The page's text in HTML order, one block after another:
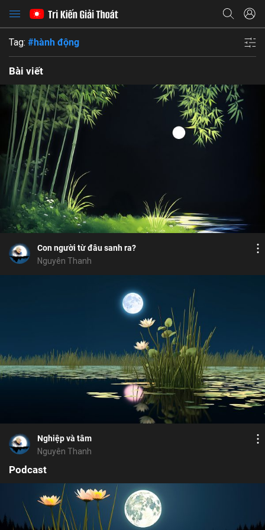
Tag: #hành động
Bài viết
nhân quả con người ăn chay nhân quả
Con người từ đâu sanh ra?
Nguyên Thanh
Bỏ chọn
Bình luận
Lưu
ý thức si
17 9
Nghiệp và tâm
Nguyên Thanh
Bỏ chọn
Bỏ chọn
Bỏ chọn
Bình luận
Lưu
Podcast
Bỏ chọn
Mật khẩu
Nhập lại mật khẩu
ĐĂNG KÝ
Vui lòng kiểm tra email để xác thực
đăng ký thành công
Địa chỉ email
TIẾP TỤC
được gửi đến địa chỉ
Địa chỉ email
Chia sẻ
Facebook Twitter Zalo